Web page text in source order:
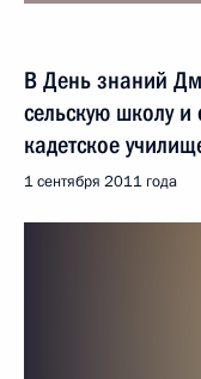
В День знаний
сельскую школу и
кадетское
1 сентября 2011 года